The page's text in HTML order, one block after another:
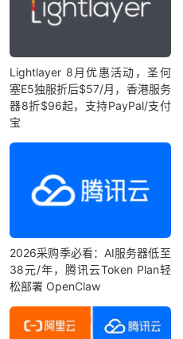
Lightlayer 8月优惠活动，圣何
塞E5独服折后$57/月，香港服务
器8折$96起，支持PayPal/支付
宝
2026采购季必看：AI服务器低至
38元/年，腾讯云Token Plan轻
松部署 OpenClaw